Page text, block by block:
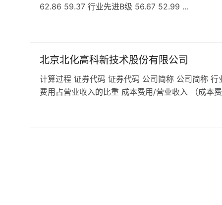
62.86 59.37 行业先进B级 56.67 52.99 …
北京北化高科新技术股份有限公司
计算过程 证券代码 证券代码 公司简称 公司简称
费用占营业收入的比重 成本费用/营业收入 （成本